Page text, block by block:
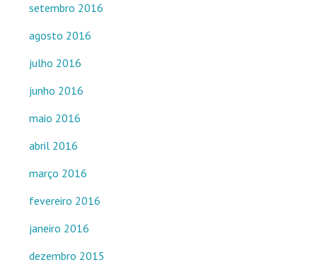
setembro 2016
agosto 2016
julho 2016
junho 2016
maio 2016
abril 2016
março 2016
fevereiro 2016
janeiro 2016
dezembro 2015